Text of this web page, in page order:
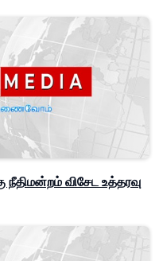
நீதிமன்றம் விசேட உத்தரவு